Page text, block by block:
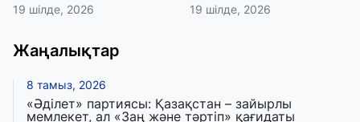
19 шілде, 2026
19 шілде, 2026
Жаңалықтар
8 тамыз, 2026
«Әділет» партиясы: Қазақстан – зайырлы
мемлекет, ал «Заң және тәртіп» қағидаты